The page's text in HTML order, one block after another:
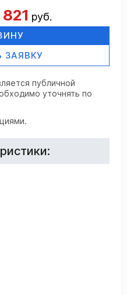
руб.
ЗАЯВКУ
публичной
уточнять по